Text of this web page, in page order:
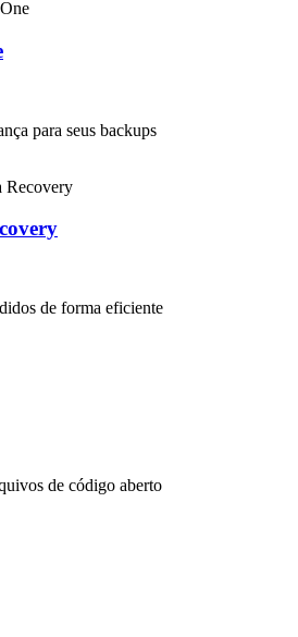
para seus backups
de forma eficiente
de código aberto